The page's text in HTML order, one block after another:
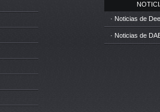
· Noticias de
· Noticias de